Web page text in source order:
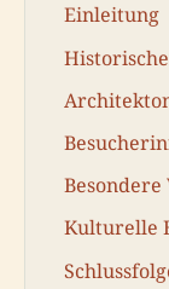
Einleitung
Kulturelle